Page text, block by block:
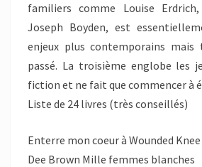
familiers comme Louise
Joseph Boyden, est
enjeux plus contemporains mais
passé. La troisième englobe les
fiction et ne fait que commencer à
Liste de 24 livres (très conseillés)
Enterre mon coeur à Wounded Knee
Dee Brown Mille femmes blanches